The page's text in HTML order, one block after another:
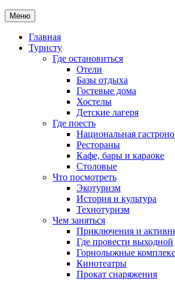
Меню
Главная
Туристу
Где остановиться
Отели
Базы отдыха
Гостевые дома
Хостелы
Детские лагеря
Где поесть
Национальная
Рестораны
Кафе, бары и караоке
Столовые
Что посмотреть
Экотуризм
История и культура
Технотуризм
Чем заняться
Приключения и
Где провести выходной
Горнолыжные
Кинотеатры
Прокат снаряжения